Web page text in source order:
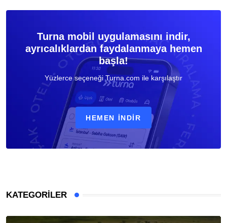
Turna mobil uygulamasını indir,
ayrıcalıklardan faydalanmaya hemen
başla!
Yüzlerce seçeneği Turna.com ile karşılaştır
HEMEN İNDIR
KATEGORILER